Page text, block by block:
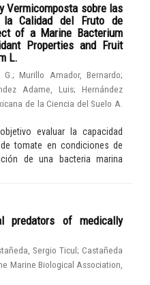
Vermicomposta sobre las
la Calidad del Fruto de
of a Marine Bacterium
Properties and Fruit
L.
;Murillo Amador, Bernardo;
Adame, Luis;Hernández
de la Ciencia del Suelo A.
evaluar la capacidad
tomate en condiciones de
de una bacteria marina
predators of medically
Sergio Ticul; Castañeda
Marine Biological Association